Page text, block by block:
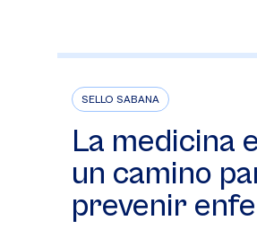
SELLO SABANA
La medicina
un camino
prevenir